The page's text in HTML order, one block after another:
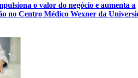
o valor do negócio e aumenta a
no Centro Médico Wexner da